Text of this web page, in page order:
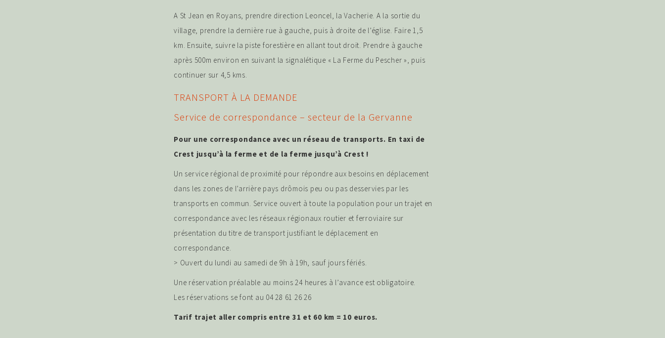
A St Jean en Royans, prendre direction Leoncel, la Vacherie. A la sortie du
village, prendre la dernière rue à gauche, puis à droite de l’église. Faire 1,5
km. Ensuite, suivre la piste forestière en allant tout droit. Prendre à gauche
après 500m environ en suivant la signalétique « La Ferme du Pescher », puis
continuer sur 4,5 kms.
TRANSPORT À LA DEMANDE
Service de correspondance – secteur de la Gervanne
Pour une correspondance avec un réseau de transports. En taxi de
Crest jusqu’à la ferme et de la ferme jusqu’à Crest !
Un service régional de proximité pour répondre aux besoins en déplacement
dans les zones de l’arrière pays drômois peu ou pas desservies par les
transports en commun. Service ouvert à toute la population pour un trajet en
correspondance avec les réseaux régionaux routier et ferroviaire sur
présentation du titre de transport justifiant le déplacement en
correspondance.
> Ouvert du lundi au samedi de 9h à 19h, sauf jours fériés.
Une réservation préalable au moins 24 heures à l’avance est obligatoire.
Les réservations se font au 04 28 61 26 26
Tarif trajet aller compris entre 31 et 60 km = 10 euros.